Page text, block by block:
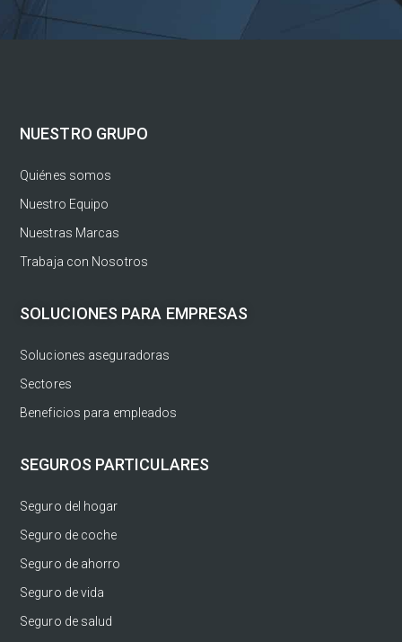
NUESTRO GRUPO
Quiénes somos
Nuestro Equipo
Nuestras Marcas
Trabaja con Nosotros
SOLUCIONES PARA EMPRESAS
Soluciones aseguradoras
Sectores
Beneficios para empleados
SEGUROS PARTICULARES
Seguro del hogar
Seguro de coche
Seguro de ahorro
Seguro de vida
Seguro de salud